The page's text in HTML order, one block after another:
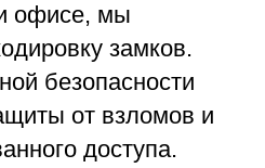
офисе, мы
замков.
безопасности
от взломов и
доступа.